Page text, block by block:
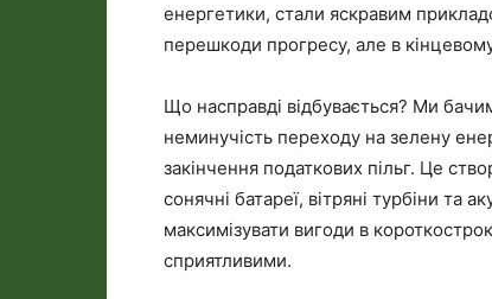
енергетики, стали яскравим
перешкоди прогресу, але в
Що насправді відбувається? Ми
неминучість переходу на зелену
закінчення податкових пільг. Це
сонячні батареї, вітряні турбіни та
максимізувати вигоди в
сприятливими.